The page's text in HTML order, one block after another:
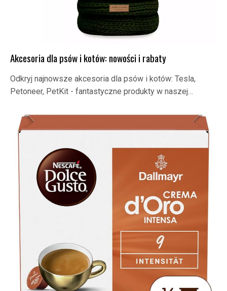
Akcesoria dla psów i kotów: nowości i rabaty
Odkryj najnowsze akcesoria dla psów i kotów: Tesla,
Petoneer, PetKit - fantastyczne produkty w naszej…